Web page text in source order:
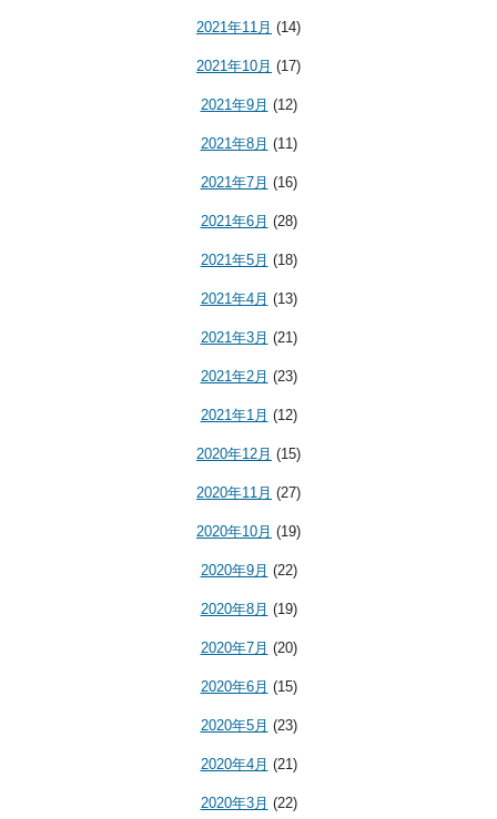
2021年11月 (14)
2021年10月 (17)
2021年9月 (12)
2021年8月 (11)
2021年7月 (16)
2021年6月 (28)
2021年5月 (18)
2021年4月 (13)
2021年3月 (21)
2021年2月 (23)
2021年1月 (12)
2020年12月 (15)
2020年11月 (27)
2020年10月 (19)
2020年9月 (22)
2020年8月 (19)
2020年7月 (20)
2020年6月 (15)
2020年5月 (23)
2020年4月 (21)
2020年3月 (22)